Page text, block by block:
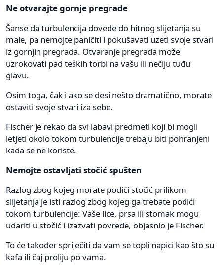
Ne otvarajte gornje pregrade
Šanse da turbulencija dovede do hitnog slijetanja su
male, pa nemojte paničiti i pokušavati uzeti svoje stvari
iz gornjih pregrada. Otvaranje pregrada može
uzrokovati pad teških torbi na vašu ili nečiju tuđu
glavu.
Osim toga, čak i ako se desi nešto dramatično, morate
ostaviti svoje stvari iza sebe.
Fischer je rekao da svi labavi predmeti koji bi mogli
letjeti okolo tokom turbulencije trebaju biti pohranjeni
kada se ne koriste.
Nemojte ostavljati stočić spušten
Razlog zbog kojeg morate podići stočić prilikom
slijetanja je isti razlog zbog kojeg ga trebate podići
tokom turbulencije: Vaše lice, prsa ili stomak mogu
udariti u stočić i izazvati povrede, objasnio je Fischer.
To će također spriječiti da vam se topli napici kao što su
kafa ili čaj proliju po vama.